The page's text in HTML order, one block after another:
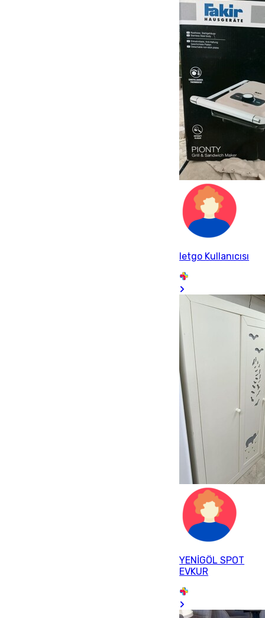
letgo Kullanıcısı
YENİGÖL SPOT
EVKUR